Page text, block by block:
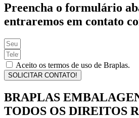
Preencha o formulário
entraremos em contato
Aceito os termos de uso de Braplas.
SOLICITAR CONTATO!
BRAPLAS
TODOS OS DIREITOS